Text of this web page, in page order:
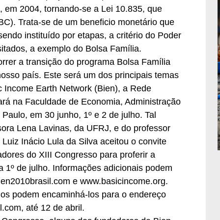
2004, tornando-se a Lei 10.835, que
Trata-se de um beneficio monetário que
instituído por etapas, a critério do Poder
a exemplo do Bolsa Família.
a transição do programa Bolsa Família
país. Este será um dos principais temas
Earth Network (Bien), a Rede
na Faculdade de Economia, Administração
em 30 junho, 1º e 2 de julho. Tal
Lena Lavinas, da UFRJ, e do professor
Inácio Lula da Silva aceitou o convite
do XIII Congresso para proferir a
de julho. Informações adicionais podem
e www.basicincome.org.
podem encaminhá-los para o endereço
até 12 de abril.